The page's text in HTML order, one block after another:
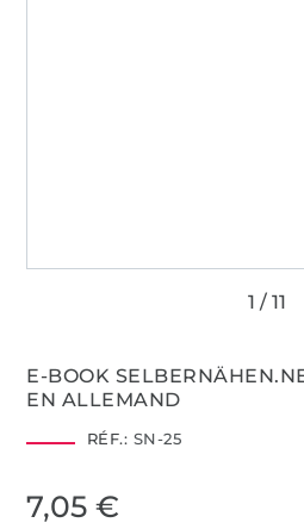
E-BOOK
EN ALLEMAND
RÉF.: SN-25
7,05 €